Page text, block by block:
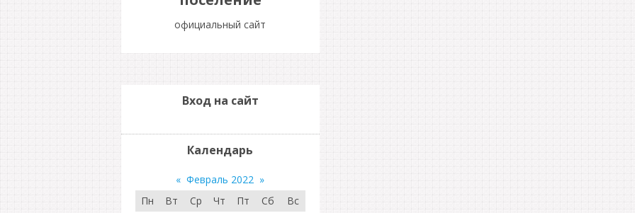
официальный сайт
Вход на сайт
Календарь
« Февраль 2022 »
Пн
Вт Ср Чт Пт Сб Вс